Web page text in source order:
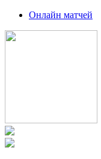
Онлайн матчей